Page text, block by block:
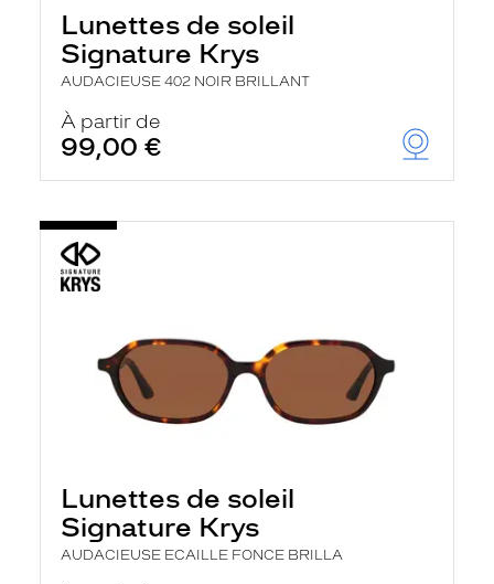
Lunettes de soleil
Signature Krys
AUDACIEUSE 402 NOIR BRILLANT
À partir de
99,00 €
Lunettes de soleil
Signature Krys
AUDACIEUSE ECAILLE FONCE BRILLA